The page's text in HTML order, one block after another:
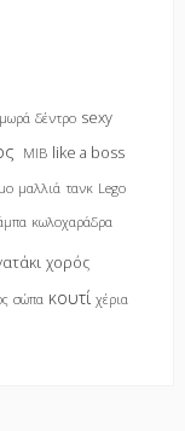
δέντρο sexy
MIB like a boss
μαλλιά τανκ Lego
κωλοχαράδρα
χορός
σώπα κουτί χέρια